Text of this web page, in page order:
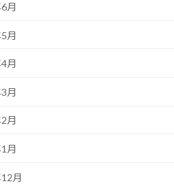
月
月
月
月
月
月
月